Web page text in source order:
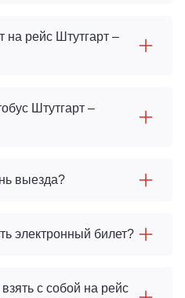
на рейс Штутгарт –
Штутгарт –
выезда?
электронный билет?
с собой на рейс